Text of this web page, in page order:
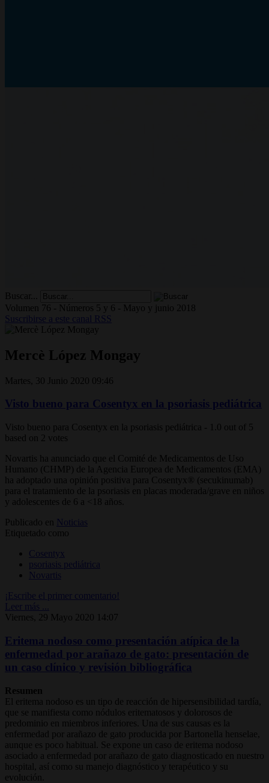
Buscar...
Volumen 76 - Números 5 y 6 - Mayo y junio 2018
Suscribirse a este canal RSS
Mercè López Mongay
Martes, 30 Junio 2020 09:46
Visto bueno para Cosentyx en la psoriasis pediátrica
Visto bueno para Cosentyx en la psoriasis pediátrica - 1.0 out of 5
based on
2 votes
Novartis ha anunciado que el Comité de Medicamentos de Uso
Humano (CHMP) de la Agencia Europea de Medicamentos (EMA)
ha adoptado una opinión positiva para Cosentyx® (secukinumab)
para el tratamiento de la psoriasis en placas moderada/grave en niños
y adolescentes de 6 a <18 años.
Publicado en
Noticias
Etiquetado como
Cosentyx
psoriasis pediátrica
Novartis
¡Escribe el primer comentario!
Leer más ...
Viernes, 29 Mayo 2020 14:07
Eritema nodoso como presentación atípica de la
enfermedad por arañazo de gato: presentación de
un caso clínico y revisión bibliográfica
Resumen
El eritema nodoso es un tipo de reacción de hipersensibilidad tardía,
que se manifiesta como nódulos eritematosos y dolorosos de
predominio en miembros inferiores. Una de sus causas es la
enfermedad por arañazo de gato producida por Bartonella henselae,
aunque es poco habitual. Se expone un caso de eritema nodoso
asociado a enfermedad por arañazo de gato diagnosticado en nuestro
hospital, así como su manejo diagnóstico y terapéutico y su
evolución.